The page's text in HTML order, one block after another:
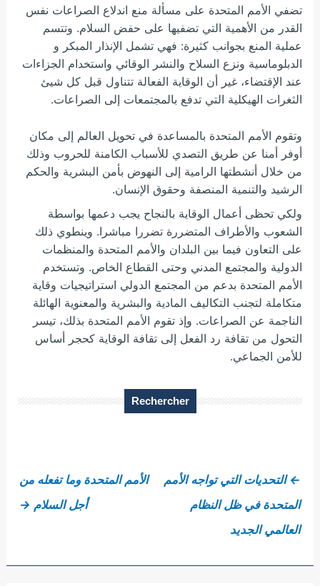
تضفي الأمم المتحدة على مسألة منع اندلاع الصراعات نفس
القدر من الأهمية التي تضفيها على حفض السلام. وتتسم
عملية المنع بجوانب كثيرة: فهي تشمل الإنذار المبكر و
الدبلوماسية ونزع السلاح والنشر الوقائي واستخدام الجزاءات
عند الإقتضاء، غير أن الوقاية الفعالة تتناول قبل كل شيئ
الثغرات الهيكلية التي تدفع بالمجتمعات إلى الصراعات.
وتقوم الأمم المتحدة بالمساعدة في تحويل العالم إلى مكان
أوفر أمنا عن طريق التصدي للأسباب الكامنة للحروب وذلك
من خلال أنشطتها الرامية إلى النهوض بأمن البشرية والحكم
الرشيد والتنمية المنصفة وحقوق الإنسان.
ولكي تحظى أعمال الوقاية بالنجاح يجب دعمها بواسطة
الشعوب والأطراف المتضررة تضررا مباشرا. وينطوي ذلك
على التعاون فيما بين البلدان والأمم المتحدة والمنظمات
الدولية والمجتمع المدني وحتى القطاع الخاص. وتستخدم
الأمم المتحدة بدعم من المجتمع الدولي استراتيجيات وقاية
متكاملة لتجنب التكاليف المادية والبشرية والمعنوية الهائلة
الناجمة عن الصراعات. وإذ تقوم الأمم المتحدة بذلك، تيسر
التحول من تقافة رد الفعل إلى تقافة الوقاية كحجر أساس
للأمن الجماعي.
Rechercher
← التحديات التي تواجه الأمم
المتحدة في ظل النظام
العالمي الجديد
الأمم المتحدة وما تفعله من
أجل السلام →